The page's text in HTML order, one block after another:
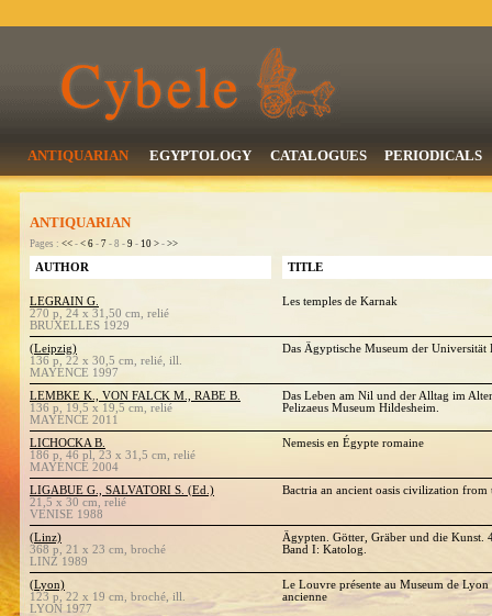
ANTIQUARIAN EGYPTOLOGY CATALOGUES PERIODICALS
ANTIQUARIAN
Pages : << - < 6 - 7 - 8 - 9 - 10 > - >>
AUTHOR TITLE
LEGRAIN G.
270 p, 24 x 31,50 cm, relié
BRUXELLES 1929
Les temples de Karnak
(Leipzig)
136 p, 22 x 30,5 cm, relié, ill.
MAYENCE 1997
Das Ägyptische Museum der Universität
LEMBKE K., VON FALCK M., RABE B.
136 p, 19,5 x 19,5 cm, relié
MAYENCE 2011
Das Leben am Nil und der Alltag im
Pelizaeus Museum Hildesheim.
LICHOCKA B.
186 p, 46 pl, 23 x 31,5 cm, relié
MAYENCE 2004
Nemesis en Égypte romaine
LIGABUE G., SALVATORI S. (Ed.)
21,5 x 30 cm, relié
VENISE 1988
Bactria an ancient oasis civilization from
(Linz)
368 p, 21 x 23 cm, broché
LINZ 1989
Ägypten. Götter, Gräber und die Kunst.
Band I: Katolog.
(Lyon)
123 p, 22 x 19 cm, broché, ill.
LYON 1977
Le Louvre présente au Museum de
ancienne